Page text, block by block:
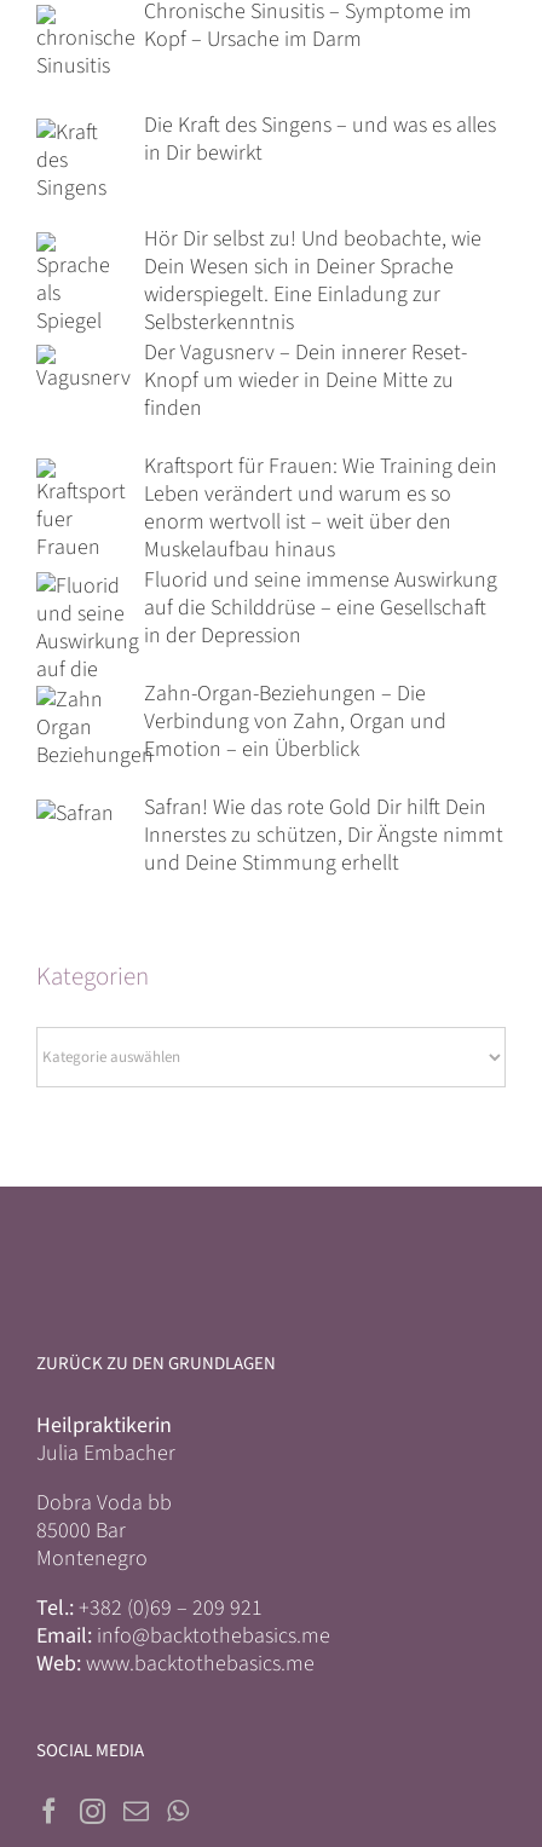
Chronische Sinusitis – Symptome im
Kopf – Ursache im Darm
Die Kraft des Singens – und was es alles
in Dir bewirkt
Hör Dir selbst zu! Und beobachte, wie
Dein Wesen sich in Deiner Sprache
widerspiegelt. Eine Einladung zur
Selbsterkenntnis
Der Vagusnerv – Dein innerer Reset-
Knopf um wieder in Deine Mitte zu
finden
Kraftsport für Frauen: Wie Training dein
Leben verändert und warum es so
enorm wertvoll ist – weit über den
Muskelaufbau hinaus
Fluorid und seine immense Auswirkung
auf die Schilddrüse – eine Gesellschaft
in der Depression
Zahn-Organ-Beziehungen – Die
Verbindung von Zahn, Organ und
Emotion – ein Überblick
Safran! Wie das rote Gold Dir hilft Dein
Innerstes zu schützen, Dir Ängste nimmt
und Deine Stimmung erhellt
Kategorien
ZURÜCK ZU DEN GRUNDLAGEN
Heilpraktikerin
Julia Embacher
Dobra Voda bb
85000 Bar
Montenegro
Tel.:+382 (0)69 – 209 921
Email: info@backtothebasics.me
Web:www.backtothebasics.me
SOCIAL MEDIA